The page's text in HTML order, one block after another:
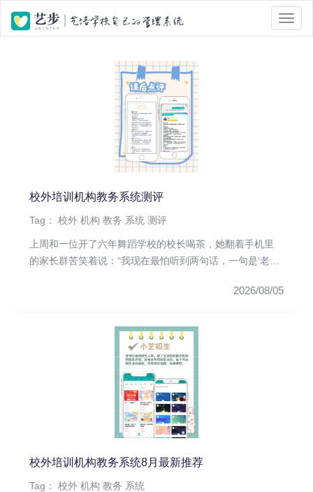
位置 : 首页 > Tag 标签页面 > 培训机构
校外培训机构教务系统测评
Tag：校外 机构 教务 系统 测评
上周和一位开了六年舞蹈学校的校长喝茶，她翻着手机里
的家长群苦笑着说：“我现在最怕听到两句话，一句是‘老
2026/08/05
校外培训机构教务系统8月最新推荐
Tag：校外 机构 教务 系统